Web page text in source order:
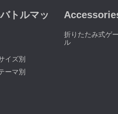
トルマッ
イズ別
ーマ別
折りたたみ式ゲ
ル